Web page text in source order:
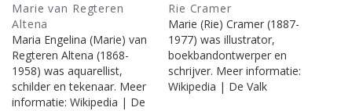
Marie van Regteren
Altena
Maria Engelina (Marie) van
Regteren Altena (1868-
1958) was aquarellist,
schilder en tekenaar. Meer
informatie: Wikipedia | De
Rie Cramer
Marie (Rie) Cramer (1887-
1977) was illustrator,
boekbandontwerper en
schrijver. Meer informatie:
Wikipedia | De Valk